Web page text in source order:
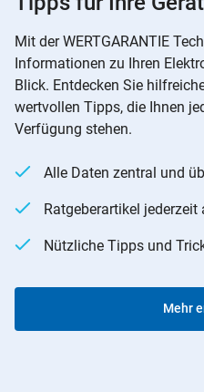
Mit der WERTGARANTIE
Informationen zu Ihren
Blick. Entdecken Sie
wertvollen Tipps, die Ihnen
Verfügung stehen.
Alle Daten zentral und
Ratgeberartikel jederzeit
Nützliche Tipps und
Mehr